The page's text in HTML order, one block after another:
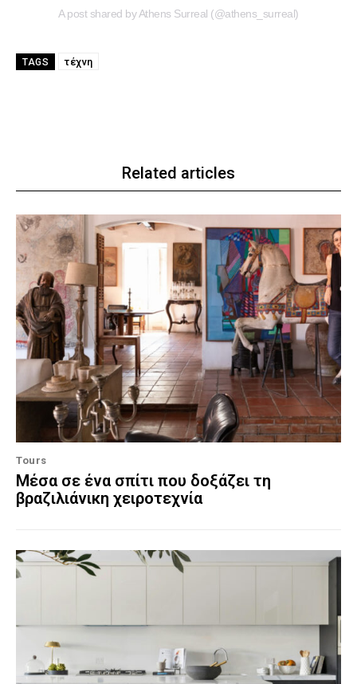
A post shared by Athens Surreal (@athens_surreal)
TAGS τέχνη
Related articles
Tours
Μέσα σε ένα σπίτι που δοξάζει τη
βραζιλιάνικη χειροτεχνία